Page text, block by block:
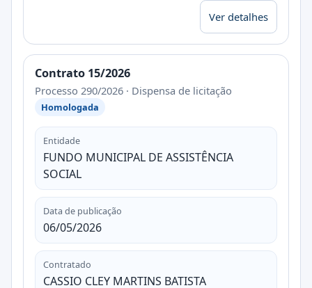
Ver detalhes
Contrato 15/2026
Processo 290/2026 · Dispensa de licitação
Homologada
Entidade
FUNDO MUNICIPAL DE ASSISTÊNCIA
SOCIAL
Data de publicação
06/05/2026
Contratado
CASSIO CLEY MARTINS BATISTA